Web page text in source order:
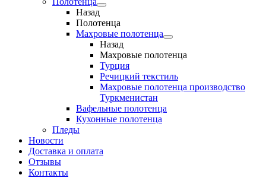
Назад
Полотенца
Махровые полотенца
Назад
Махровые полотенца
Турция
Речицкий текстиль
Махровые полотенца производство
Туркменистан
Вафельные полотенца
Кухонные полотенца
Пледы
Новости
Доставка и оплата
Отзывы
Контакты